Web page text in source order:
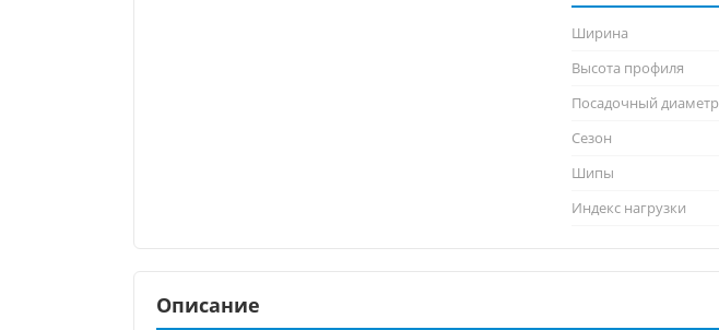
Ширина
Высота профиля
Посадочный диаметр
Сезон
Шипы
Индекс нагрузки
Описание